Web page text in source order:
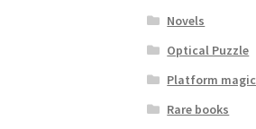
Novels
Optical Puzzle
Platform magic
Rare books